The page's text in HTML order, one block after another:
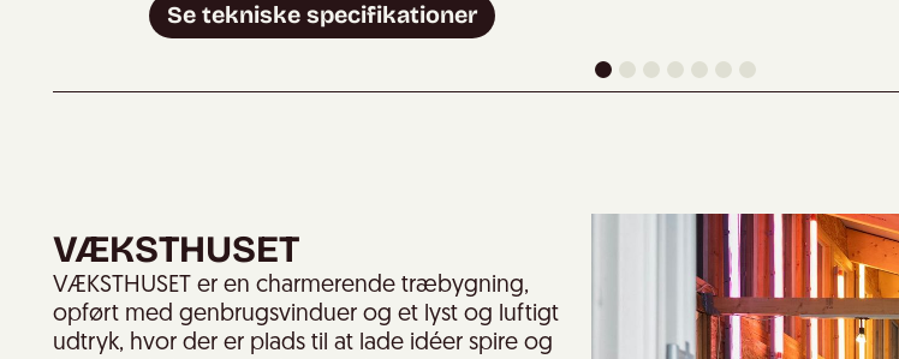
Se tekniske specifikationer
VÆKSTHUSET
VÆKSTHUSET er en charmerende træbygning,
opført med genbrugsvinduer og et lyst og luftigt
udtryk, hvor der er plads til at lade idéer spire og